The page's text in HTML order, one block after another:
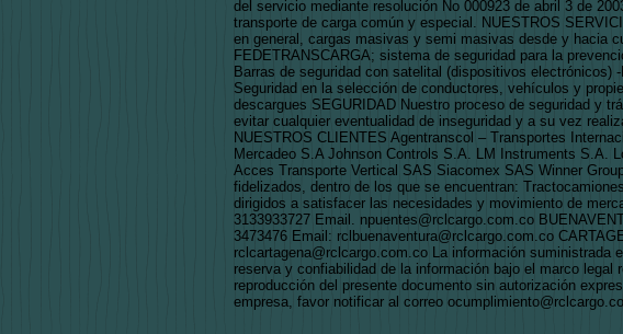
del servicio mediante resolución No 000923 de abril 3 de
transporte de carga común y especial. NUESTROS
en general, cargas masivas y semi masivas desde y hacia
FEDETRANSCARGA; sistema de seguridad para la
Barras de seguridad con satelital (dispositivos
Seguridad en la selección de conductores, vehículos y
descargues SEGURIDAD Nuestro proceso de seguridad y
evitar cualquier eventualidad de inseguridad y a su vez
NUESTROS CLIENTES Agentranscol – Transportes
Mercadeo S.A Johnson Controls S.A. LM Instruments S.A.
Acces Transporte Vertical SAS Siacomex SAS Winner
fidelizados, dentro de los que se encuentran:
dirigidos a satisfacer las necesidades y movimiento de
3133933727 Email. npuentes@rclcargo.com.co
3473476 Email: rclbuenaventura@rclcargo.com.co
rclcartagena@rclcargo.com.co La información
reserva y confiabilidad de la información bajo el marco
reproducción del presente documento sin autorización
empresa, favor notificar al correo